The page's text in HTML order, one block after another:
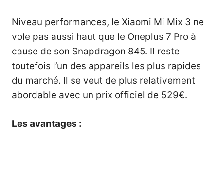
Niveau performances, le Xiaomi Mi Mix 3 ne
vole pas aussi haut que le Oneplus 7 Pro à
cause de son Snapdragon 845. Il reste
toutefois l’un des appareils les plus rapides
du marché. Il se veut de plus relativement
abordable avec un prix officiel de 529€.
Les avantages :